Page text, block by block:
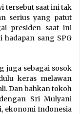
tersebut saat ini tak
serius yang patut
presiden saat ini
hadapan sang SPG
juga sebagai sosok
keras melawan
Dan bahkan tokoh
Sri Mulyani
ekonomi Indonesia